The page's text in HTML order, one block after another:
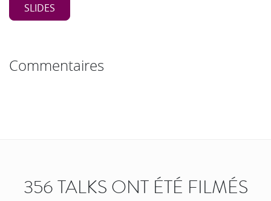
SLIDES
Commentaires
356 TALKS ONT ÉTÉ FILMÉS